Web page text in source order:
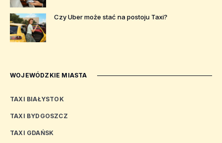
Czy Uber może stać na postoju Taxi?
WOJEWÓDZKIE MIASTA
TAXI BIAŁYSTOK
TAXI BYDGOSZCZ
TAXI GDAŃSK